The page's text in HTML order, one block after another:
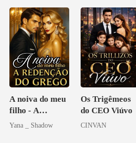
A noiva do meu
filho - A
Redenção do
Yana _ Shadow
Os Trigêmeos
do CEO Viúvo
CINVAN